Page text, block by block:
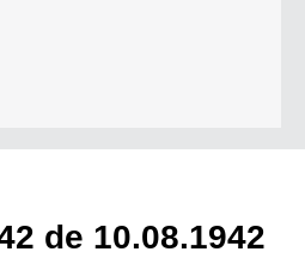
de 10.08.1942